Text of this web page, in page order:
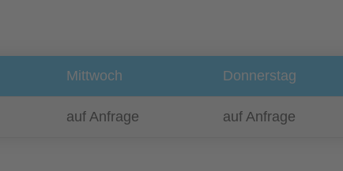
Mittwoch Donnerstag
auf Anfrage auf Anfrage